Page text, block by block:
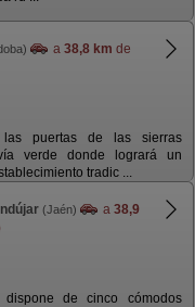
a 38,8 km de
puertas de las sierras
verde donde logrará un
tradic ...
(Jaén) a 38,9
de cinco cómodos